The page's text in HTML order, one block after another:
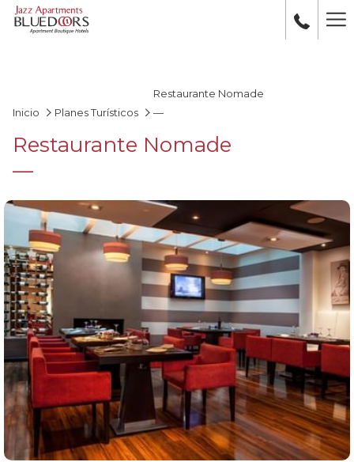
Inicio Planes Turísticos
Restaurante Nomade
—
Restaurante Nomade
—